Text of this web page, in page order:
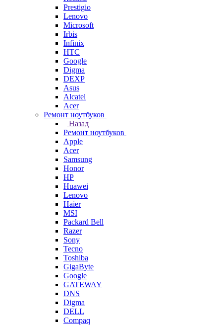
Prestigio
Lenovo
Microsoft
Irbis
Infinix
HTC
Google
Digma
DEXP
Asus
Alcatel
Acer
Ремонт ноутбуков
Назад
Ремонт ноутбуков
Apple
Acer
Samsung
Honor
HP
Huawei
Lenovo
Haier
MSI
Packard Bell
Razer
Sony
Tecno
Toshiba
GigaByte
Google
GATEWAY
DNS
Digma
DELL
Compaq